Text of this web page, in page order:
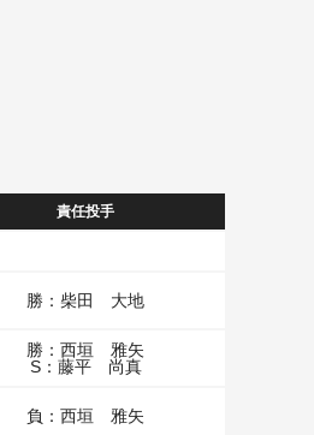
責任投手
勝：柴田 大地
勝：西垣 雅矢
S：藤平 尚真
負：西垣 雅矢